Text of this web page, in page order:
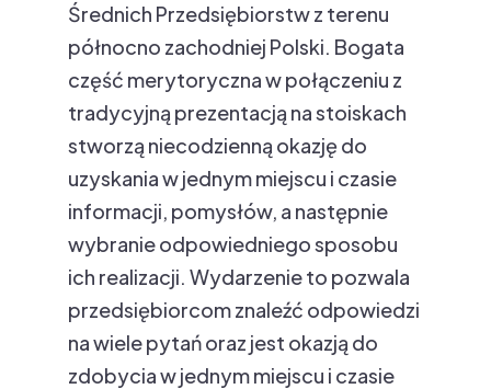
Średnich Przedsiębiorstw z terenu
północno zachodniej Polski. Bogata
część merytoryczna w połączeniu z
tradycyjną prezentacją na stoiskach
stworzą niecodzienną okazję do
uzyskania w jednym miejscu i czasie
informacji, pomysłów, a następnie
wybranie odpowiedniego sposobu
ich realizacji. Wydarzenie to pozwala
przedsiębiorcom znaleźć odpowiedzi
na wiele pytań oraz jest okazją do
zdobycia w jednym miejscu i czasie